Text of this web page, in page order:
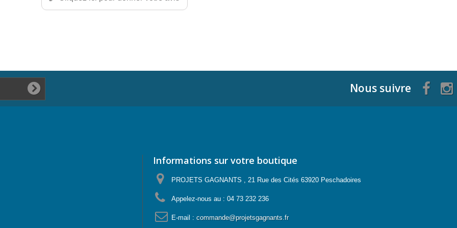
Nous suivre
Informations sur votre boutique
PROJETS GAGNANTS , 21 Rue des Cités 63920 Peschadoires
Appelez-nous au : 04 73 232 236
E-mail : commande@projetsgagnants.fr